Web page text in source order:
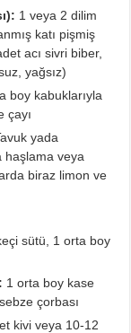
1 veya 2 dilim
katı pişmiş
acı sivri biber,
yağsız)
boy kabuklarıyla
çayı
yada
haşlama veya
biraz limon ve
sütü, 1 orta boy
1 orta boy kase
çorbası
kivi veya 10-12